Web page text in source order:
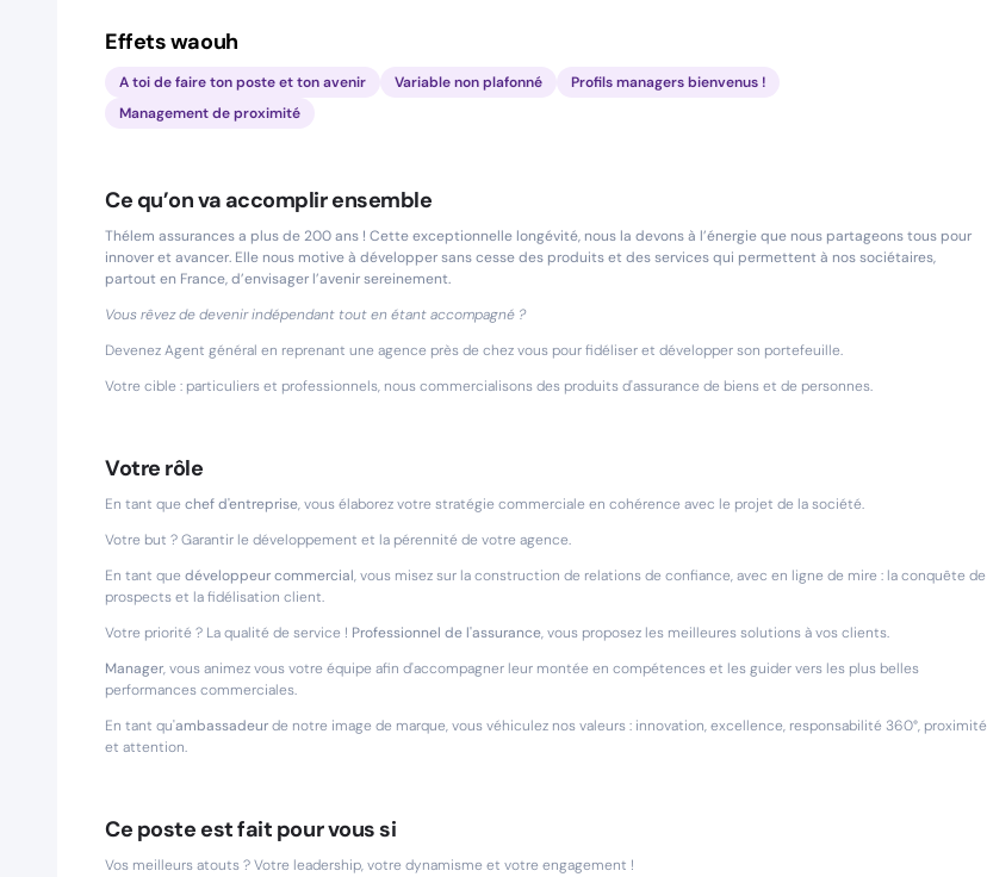
Effets waouh
A toi de faire ton poste et ton avenir Variable non plafonné
Profils managers bienvenus !
Management de proximité
Ce qu’on va accomplir ensemble
Thélem assurances a plus de 200 ans ! Cette exceptionnelle longévité, nous la devons à l’énergie que nous partageons tous pour
innover et avancer. Elle nous motive à développer sans cesse des produits et des services qui permettent à nos sociétaires,
partout en France, d’envisager l’avenir sereinement.
Vous rêvez de devenir indépendant tout en étant accompagné ?
Devenez Agent général en reprenant une agence près de chez vous pour fidéliser et développer son portefeuille.
Votre cible : particuliers et professionnels, nous commercialisons des produits d'assurance de biens et de personnes.
Votre rôle
En tant que chef d'entreprise, vous élaborez votre stratégie commerciale en cohérence avec le projet de la société.
Votre but ? Garantir le développement et la pérennité de votre agence.
En tant que développeur commercial, vous misez sur la construction de relations de confiance, avec en ligne de mire : la conquête de
prospects et la fidélisation client.
Votre priorité ? La qualité de service ! Professionnel de l'assurance, vous proposez les meilleures solutions à vos clients.
Manager, vous animez vous votre équipe afin d'accompagner leur montée en compétences et les guider vers les plus belles
performances commerciales.
En tant qu'ambassadeurde notre image de marque, vous véhiculez nos valeurs : innovation, excellence, responsabilité 360°, proximité
et attention.
Ce poste est fait pour vous si
Vos meilleurs atouts ? Votre leadership, votre dynamisme et votre engagement !